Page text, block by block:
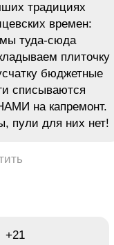
традициях
времен:
мы туда-сюда
плиточку
бюджетные
списываются
на капремонт.
пули для них нет!
+21